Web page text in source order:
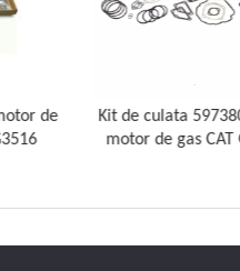
Kit de culata 5973808 para
motor de gas CAT G3500